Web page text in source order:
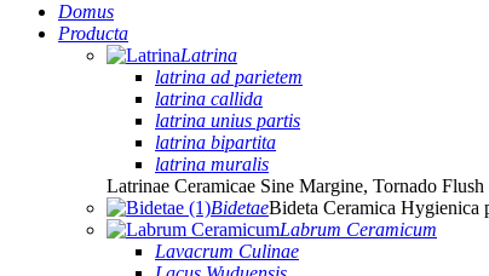
Domus
Producta
Latrina
latrina ad parietem
latrina callida
latrina unius partis
latrina bipartita
latrina muralis
Latrinae Ceramicae Sine Margine, Tornado
BidetaeBideta Ceramica Hygienica
Labrum Ceramicum
Lavacrum Culinae